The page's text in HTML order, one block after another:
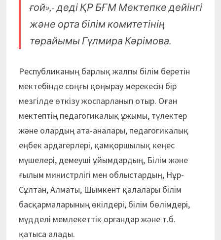
ғой»,- деді ҚР БҒМ Мектепке дейінгі
және орта білім комитетінің
төрайымы Гүлмира Кәрімова.
Республиканың барлық жалпы білім беретін
мектебінде соңғы қоңырау мерекесін бір
мезгілде өткізу жоспарланып отыр. Оған
мектептің педагогикалық ұжымы, түлектер
және олардың ата-аналары, педагогикалық
еңбек ардагерлері, қамқоршылық кеңес
мүшелері, демеуші ұйымдардың, Білім және
ғылым министрлігі мен облыстардың, Нұр-
Сұлтан, Алматы, Шымкент қалалары білім
басқармаларының өкілдері, білім бөлімдері,
мүдделі мемлекеттік органдар және т.б.
қатыса алады.